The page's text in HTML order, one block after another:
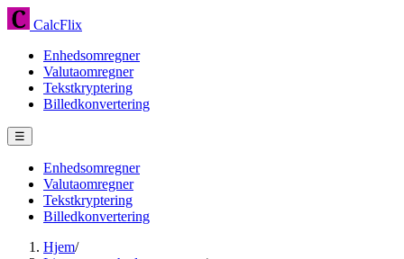
CalcFlix
Enhedsomregner
Valutaomregner
Tekstkryptering
Billedkonvertering
☰
Enhedsomregner
Valutaomregner
Tekstkryptering
Billedkonvertering
Hjem/